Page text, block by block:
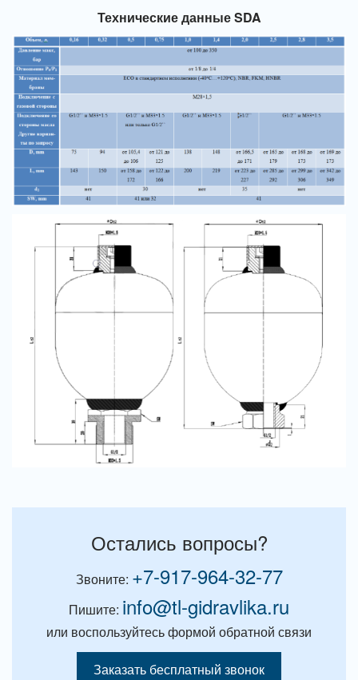
Технические данные SDA
Остались вопросы?
Звоните: +7-917-964-32-77
Пишите: info@tl-gidravlika.ru
или воспользуйтесь формой обратной связи
Заказать бесплатный звонок